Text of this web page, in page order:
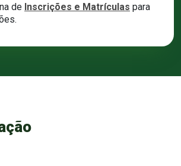
de Inscrições e Matrículas para